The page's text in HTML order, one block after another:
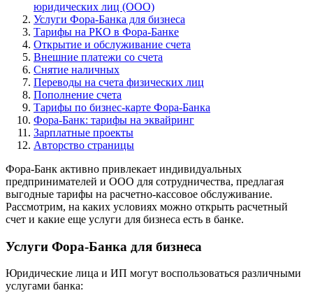
юридических лиц (ООО)
Услуги Фора-Банка для бизнеса
Тарифы на РКО в Фора-Банке
Открытие и обслуживание счета
Внешние платежи со счета
Снятие наличных
Переводы на счета физических лиц
Пополнение счета
Тарифы по бизнес-карте Фора-Банка
Фора-Банк: тарифы на эквайринг
Зарплатные проекты
Авторство страницы
Фора-Банк активно привлекает индивидуальных
предпринимателей и ООО для сотрудничества, предлагая
выгодные тарифы на расчетно-кассовое обслуживание.
Рассмотрим, на каких условиях можно открыть расчетный
счет и какие еще услуги для бизнеса есть в банке.
Услуги Фора-Банка для бизнеса
Юридические лица и ИП могут воспользоваться различными
услугами банка: